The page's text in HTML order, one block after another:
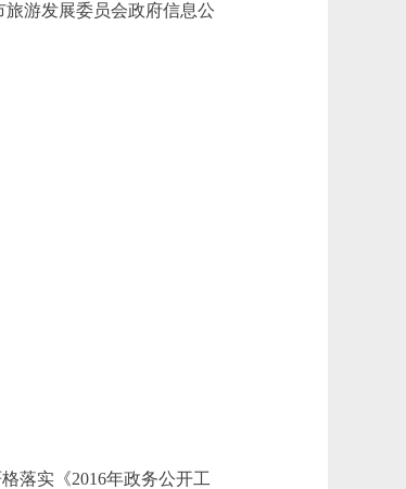
游发展委员会政府信息公
落实《2016年政务公开工